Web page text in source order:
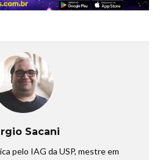
Sacani
pelo IAG da USP, mestre em